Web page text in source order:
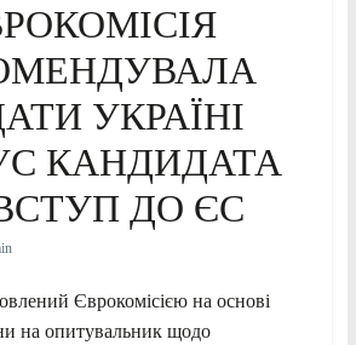
УКРАЇНІ
КАНДИДАТА
ДО ЄС
Єврокомісією на основі
на опитувальник щодо